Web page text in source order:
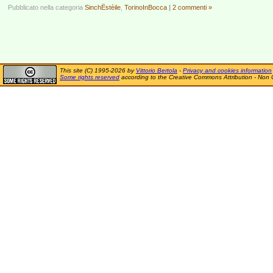
Pubblicato nella categoria SinchËstèile TorinoInBocca | 2 commenti »
This site (C) 1995-2026 by Vittorio Bertola - Privacy and cookies information
Some rights reserved according to the Creative Commons Attribution - Non